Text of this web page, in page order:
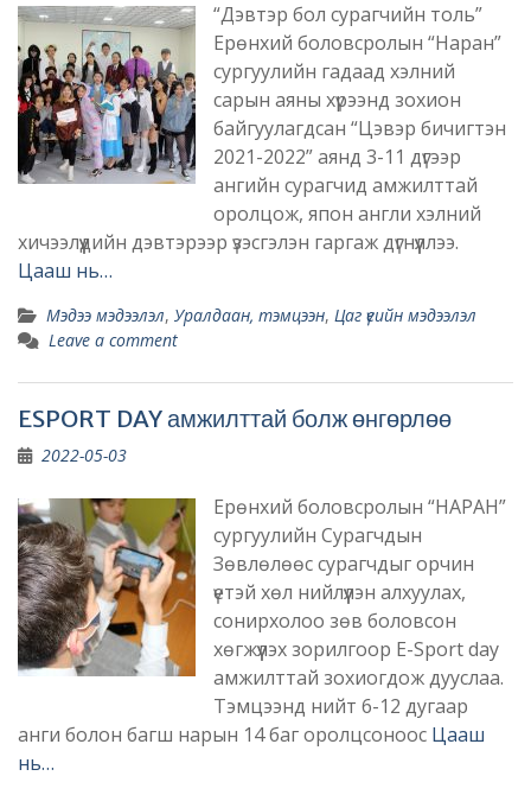
“Дэвтэр бол сурагчийн толь”
Ерөнхий боловсролын “Наран”
сургуулийн гадаад хэлний
сарын аяны хүрээнд зохион
байгуулагдсан “Цэвэр бичигтэн
2021-2022” аянд 3-11 дүгээр
ангийн сурагчид амжилттай
оролцож, япон англи хэлний
хичээлүүдийн дэвтэрээр үзэсгэлэн гаргаж дүгнүүллээ.
Цааш нь…
Мэдээ мэдээлэл, Уралдаан, тэмцээн, Цаг үеийн мэдээлэл
Leave a comment
ESPORT DAY амжилттай болж өнгөрлөө
2022-05-03
Ерөнхий боловсролын “НАРАН”
сургуулийн Сурагчдын
Зөвлөлөөс сурагчдыг орчин
үетэй хөл нийлүүлэн алхуулах,
сонирхолоо зөв боловсон
хөгжүүлэх зорилгоор E-Sport day
амжилттай зохиогдож дууслаа.
Тэмцээнд нийт 6-12 дугаар
анги болон багш нарын 14 баг оролцсоноос Цааш
нь…